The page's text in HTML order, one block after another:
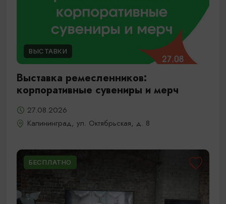
ВЫСТАВКИ
Выставка ремесленников:
корпоративные сувениры и мерч
27.08.2026
Калининград, ул. Октябрьская, д. 8
БЕСПЛАТНО